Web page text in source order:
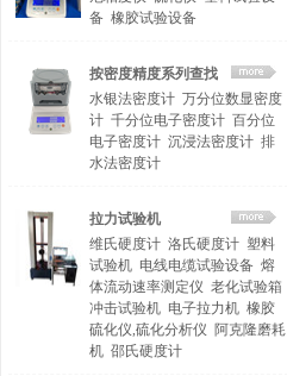
备 橡胶试验设备
按密度精度系列查找
水银法密度计 万分位数显密度
计 千分位电子密度计 百分位
电子密度计 沉浸法密度计 排
水法密度计
拉力试验机
维氏硬度计 洛氏硬度计 塑料
试验机 电线电缆试验设备 熔
体流动速率测定仪 老化试验箱
冲击试验机 电子拉力机 橡胶
硫化仪,硫化分析仪 阿克隆磨耗
机 邵氏硬度计
便携式密度计/石油比重计DA-130DM 经济型橡胶塑料密度计MH-300A